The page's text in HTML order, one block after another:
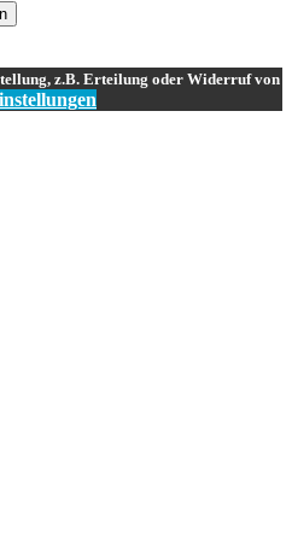
z.B. Erteilung oder Widerruf von